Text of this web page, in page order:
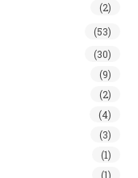
(2)
(53)
(30)
(9)
(2)
(4)
(3)
(1)
(1)